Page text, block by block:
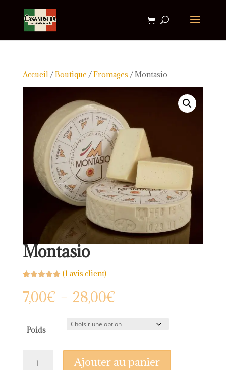
Accueil/Boutique /Fromages / Montasio
Montasio
sur 5
basé sur
notation
(1 avis client)
7,00€ – 28,00€Plage
prix :
7,00€
28,00€
Poids
Ajouter au panier